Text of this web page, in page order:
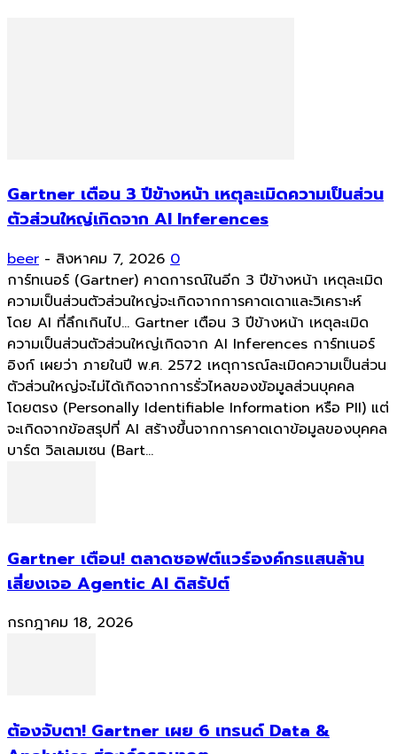
Gartner เตือน 3 ปีข้างหน้า เหตุละเมิดความเป็นส่วน
ตัวส่วนใหญ่เกิดจาก AI Inferences
beer - สิงหาคม 7, 2026 0
การ์ทเนอร์ (Gartner) คาดการณ์ในอีก 3 ปีข้างหน้า เหตุละเมิด
ความเป็นส่วนตัวส่วนใหญ่จะเกิดจากการคาดเดาและวิเคราะห์
โดย AI ที่ลึกเกินไป... Gartner เตือน 3 ปีข้างหน้า เหตุละเมิด
ความเป็นส่วนตัวส่วนใหญ่เกิดจาก AI Inferences การ์ทเนอร์
อิงก์ เผยว่า ภายในปี พ.ศ. 2572 เหตุการณ์ละเมิดความเป็นส่วน
ตัวส่วนใหญ่จะไม่ได้เกิดจากการรั่วไหลของข้อมูลส่วนบุคคล
โดยตรง (Personally Identifiable Information หรือ PII) แต่
จะเกิดจากข้อสรุปที่ AI สร้างขึ้นจากการคาดเดาข้อมูลของบุคคล
บาร์ต วิลเลมเซน (Bart...
Gartner เตือน! ตลาดซอฟต์แวร์องค์กรแสนล้าน
เสี่ยงเจอ Agentic AI ดิสรัปต์
กรกฎาคม 18, 2026
ต้องจับตา! Gartner เผย 6 เทรนด์ Data &